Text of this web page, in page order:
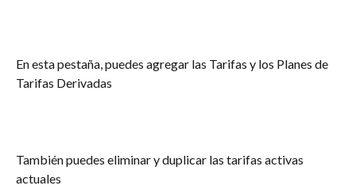
En esta pestaña, puedes agregar las Tarifas y los Planes de
Tarifas Derivadas
También puedes eliminar y duplicar las tarifas activas
actuales